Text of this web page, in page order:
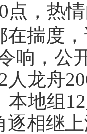
点，热
在揣度
响，公
人龙舟
本地组
相继上